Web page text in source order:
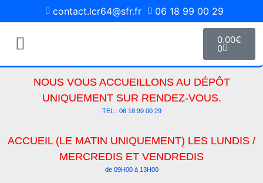
contact.lcr64@sfr.fr 06 18 99 00 29
0.00€
0
NOUS VOUS ACCUEILLONS AU DÉPÔT
UNIQUEMENT SUR RENDEZ-VOUS.
TEL : 06 18 99 00 29
ACCUEIL (LE MATIN UNIQUEMENT) LES LUNDIS /
MERCREDIS ET VENDREDIS
de 09H00 à 13H00